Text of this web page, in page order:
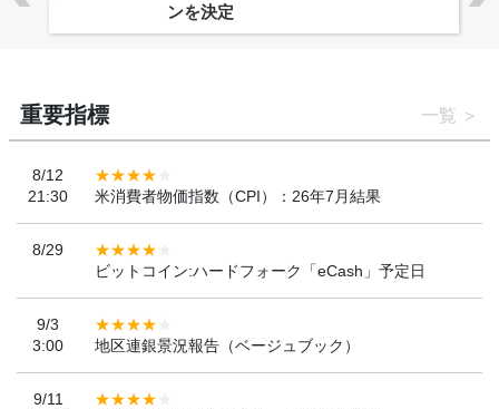
ンを決定
重要指標 一覧
8/12
21:30
米消費者物価指数（CPI）：26年7月結果
8/29
ビットコイン:ハードフォーク「eCash」予定日
9/3
3:00
地区連銀景況報告（ベージュブック）
9/11